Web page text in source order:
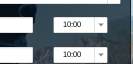
10:00
10:00